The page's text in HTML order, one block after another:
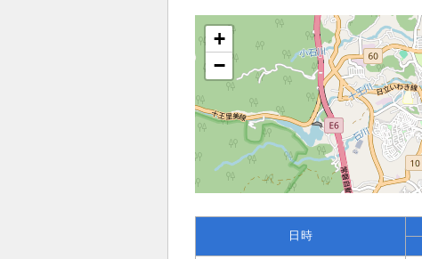
+
−
日時